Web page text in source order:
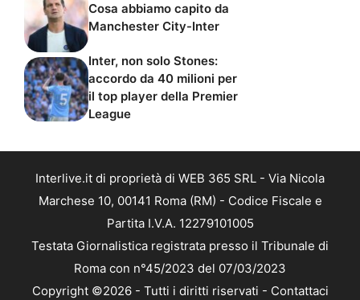
Cosa abbiamo capito da
Manchester City-Inter
Inter, non solo Stones:
accordo da 40 milioni per
il top player della Premier
League
Interlive.it di proprietà di WEB 365 SRL - Via Nicola
Marchese 10, 00141 Roma (RM) - Codice Fiscale e
Partita I.V.A. 12279101005
Testata Giornalistica registrata presso il Tribunale di
Roma con n°45/2023 del 07/03/2023
Copyright ©2026 - Tutti i diritti riservati - Contattaci